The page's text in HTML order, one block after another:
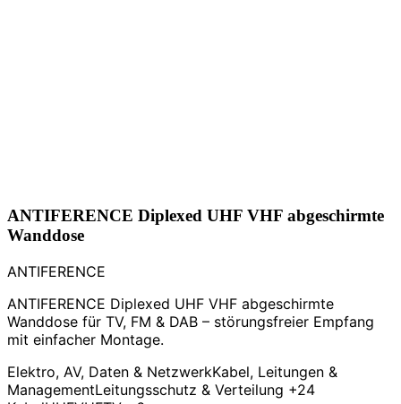
ANTIFERENCE Diplexed UHF VHF abgeschirmte
Wanddose
ANTIFERENCE
ANTIFERENCE Diplexed UHF VHF abgeschirmte
Wanddose für TV, FM & DAB – störungsfreier Empfang
mit einfacher Montage.
Elektro, AV, Daten & NetzwerkKabel, Leitungen &
ManagementLeitungsschutz & Verteilung +24